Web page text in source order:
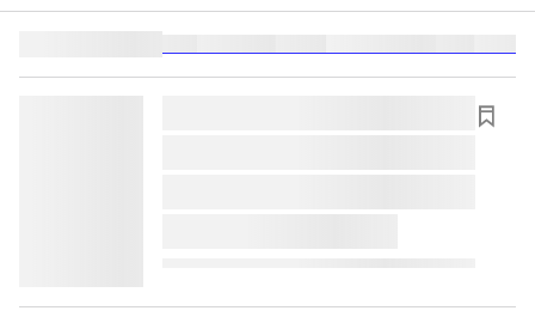
lorem ipsum dolor sit amet ...